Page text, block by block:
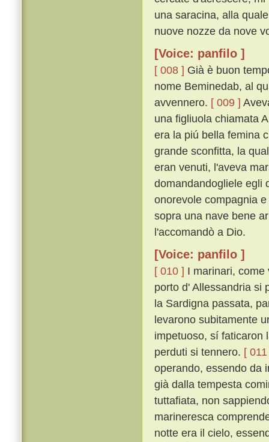
una saracina, alla
nuove nozze da nove
[Voice: panfilo ]
[ 008 ] Già è buon
nome Beminedab, al
avvennero. [ 009 ]
una figliuola chiamata
era la piú bella femina
grande sconfitta, la
eran venuti, l'aveva
domandandogliele egli
onorevole compagnia
sopra una nave bene
l'accomandò a Dio.
[Voice: panfilo ]
[ 010 ] I marinari,
porto d' Allessandria si
la Sardigna passata,
levarono subitamente
impetuoso, sí faticaron
perduti si tennero. [
operando, essendo da
già dalla tempesta
tuttafiata, non
marineresca
notte era il cielo,